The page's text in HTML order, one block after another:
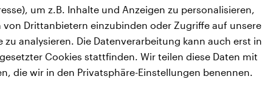
um z.B. Inhalte und Anzeigen zu personalisieren,
von Drittanbietern einzubinden oder Zugriffe auf unsere
zu analysieren. Die Datenverarbeitung kann auch erst in
Cookies stattfinden. Wir teilen diese Daten mit
die wir in den Privatsphäre-Einstellungen benennen.